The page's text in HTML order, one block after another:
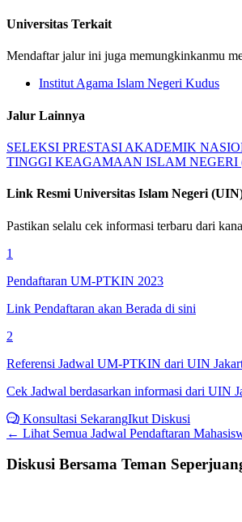
Universitas Terkait
Mendaftar jalur ini juga memungkinkanmu
Institut Agama Islam Negeri Kudus
Jalur Lainnya
SELEKSI PRESTASI AKADEMIK
TINGGI KEAGAMAAN ISLAM NEGERI
Link Resmi Universitas Islam Negeri
Pastikan selalu cek informasi terbaru dari
1
Pendaftaran UM-PTKIN 2023
Link Pendaftaran akan Berada di sini
2
Referensi Jadwal UM-PTKIN dari UIN
Cek Jadwal berdasarkan informasi dari UIN
Konsultasi SekarangIkut Diskusi
← Lihat Semua Jadwal Pendaftaran
Diskusi Bersama Teman